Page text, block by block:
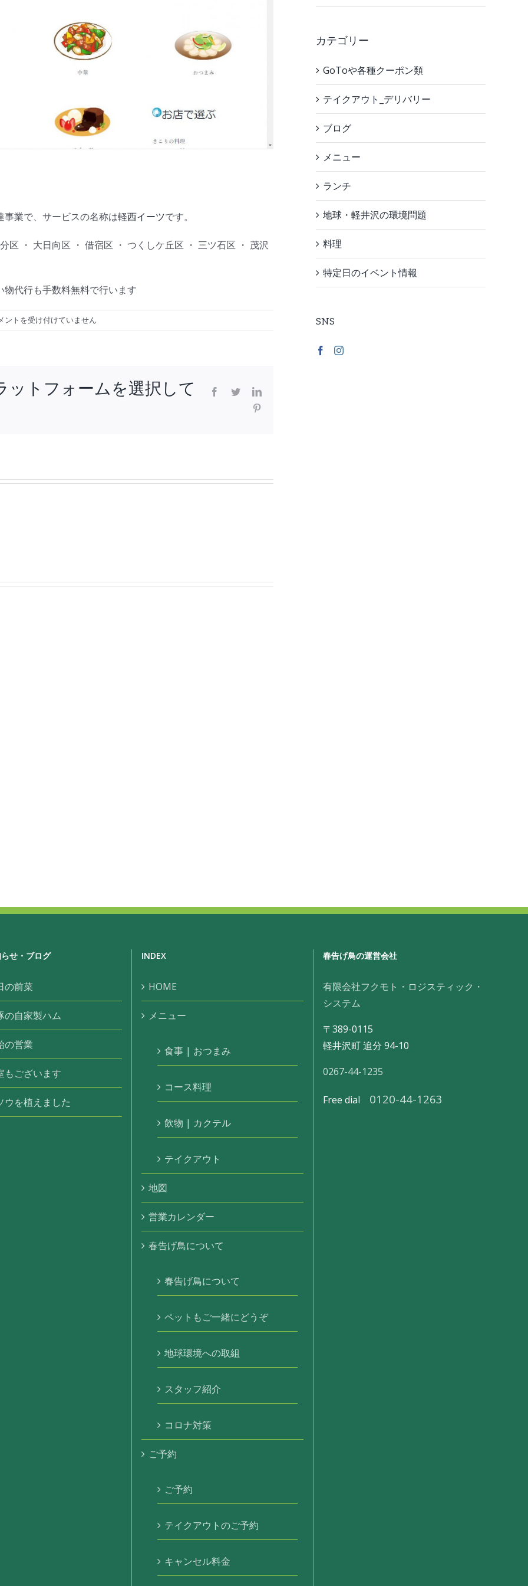
業で、サービスの名称は軽西イーツです。
区 ・ 大日向区 ・ 借宿区 ・ つくしケ丘区 ・ 三ツ石区 ・ 茂沢
代行も手数料無料で行います
ントを受け付けていません
ットフォームを選択して facebook
twitterlinkedin
カテゴリー
GoToや各種クーポン類
テイクアウト_デリバリー
ブログ
メニュー
ランチ
地球・軽井沢の環境問題
料理
特定日のイベント情報
SNS
せ・ブログ
の前菜
の自家製ハム
の営業
もございます
ウを植えました
INDEX
HOME
メニュー
食事 | おつまみ
コース料理
飲物 | カクテル
テイクアウト
地図
営業カレンダー
春告げ鳥について
春告げ鳥について
ペットもご一緒にどうぞ
地球環境への取組
スタッフ紹介
コロナ対策
ご予約
ご予約
テイクアウトのご予約
キャンセル料金
春告げ鳥の運営会社
有限会社フクモト・ロジスティック・
システム
〒389-0115
軽井沢町 追分 94-10
0267-44-1235
Free dial 0120-44-1263